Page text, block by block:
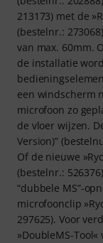
213173) met de
(bestelnr.:
van max. 60mm.
de installatie
een windscherm
microfoon zo
de vloer wijzen.
Version)”
Of de nieuwe
(bestelnr.:
“dubbele MS”-
microfoonclip
297625). Voor
»DoubleMS-